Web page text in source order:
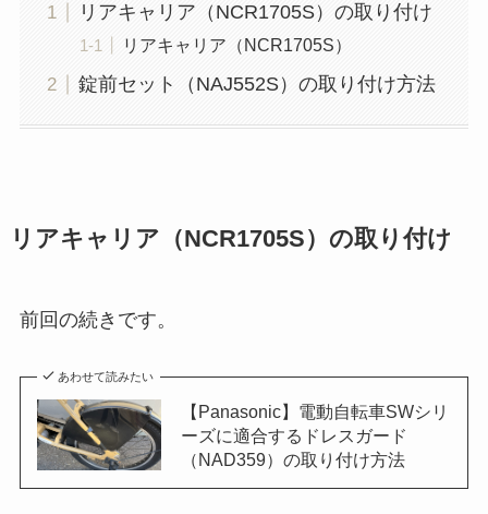
リアキャリア（NCR1705S）の取り付け
リアキャリア（NCR1705S）
錠前セット（NAJ552S）の取り付け方法
リアキャリア（NCR1705S）の取り付け
前回の続きです。
あわせて読みたい
【Panasonic】電動自転車SWシリ
ーズに適合するドレスガード
（NAD359）の取り付け方法